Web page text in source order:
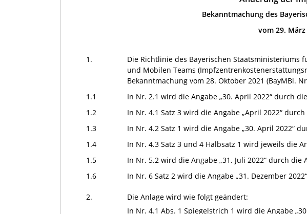
Bekanntmachung des
vom 29. März
1.
Die Richtlinie des Bayerischen
und Mobilen Teams
Bekanntmachung vom 28. Oktober 2021 (BayMBl.
1.1
In Nr. 2.1 wird die Angabe „30. April 2022“ durch
1.2
In Nr. 4.1 Satz 3 wird die Angabe „April 2022“
1.3
In Nr. 4.2 Satz 1 wird die Angabe „30. April 2022“
1.4
In Nr. 4.3 Satz 3 und 4 Halbsatz 1 wird jeweils die
1.5
In Nr. 5.2 wird die Angabe „31. Juli 2022“ durch die
1.6
In Nr. 6 Satz 2 wird die Angabe „31. Dezember
2.
Die Anlage wird wie folgt geändert:
In Nr. 4.1 Abs. 1 Spiegelstrich 1 wird die Angabe